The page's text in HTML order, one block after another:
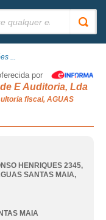
...
por
E Auditoria, Lda
fiscal, AGUAS
HENRIQUES 2345,
SANTAS MAIA,
MAIA